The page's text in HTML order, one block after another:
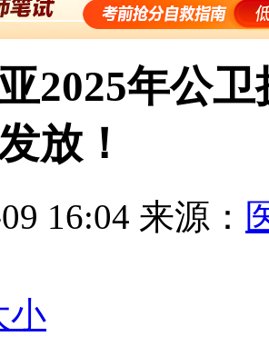
2025年公
放！
16:04 来源：
小